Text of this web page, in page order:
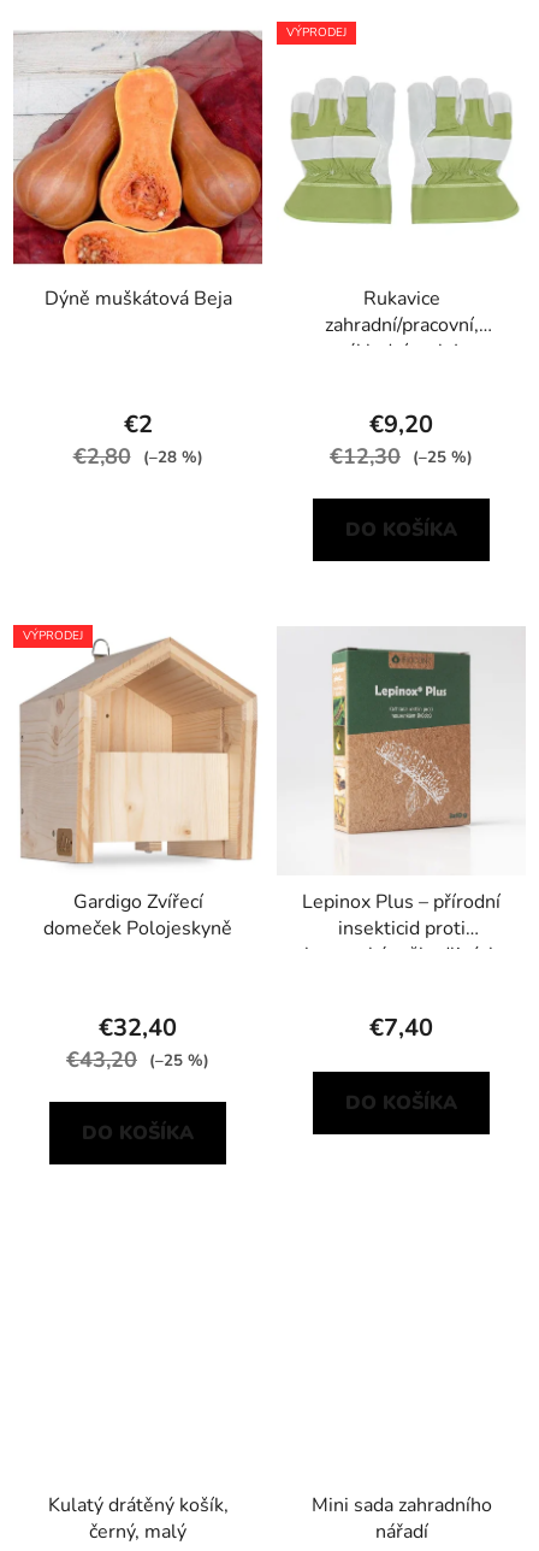
Dýně muškátová Beja
€2
€2,80 (–28 %)
VÝPRODEJ
Rukavice
zahradní/pracovní,
základní, vel. L
€9,20
€12,30 (–25 %)
DO KOŠÍKA
VÝPRODEJ
Gardigo Zvířecí
domeček Polojeskyně
€32,40
€43,20 (–25 %)
DO KOŠÍKA
Lepinox Plus – přírodní
insekticid proti
housenkám škodlivých
€7,40
DO KOŠÍKA
Kulatý drátěný košík,
černý, malý
Mini sada zahradního
nářadí